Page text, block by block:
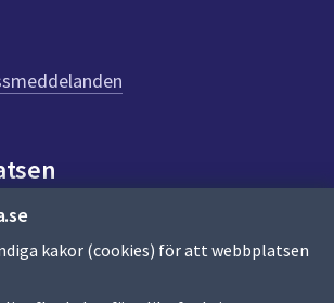
kakor (cookies) för att webbplatsen
och diarium